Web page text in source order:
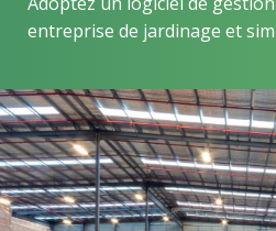
entreprise de jardinage et